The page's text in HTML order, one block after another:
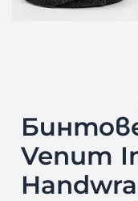
Venum